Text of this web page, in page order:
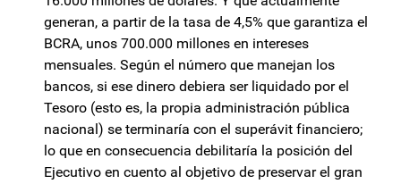
generan, a partir de la tasa de 4,5% que garantiza el
BCRA, unos 700.000 millones en intereses
mensuales. Según el número que manejan los
bancos, si ese dinero debiera ser liquidado por el
Tesoro (esto es, la propia administración pública
nacional) se terminaría con el superávit financiero;
lo que en consecuencia debilitaría la posición del
Ejecutivo en cuento al objetivo de preservar el gran